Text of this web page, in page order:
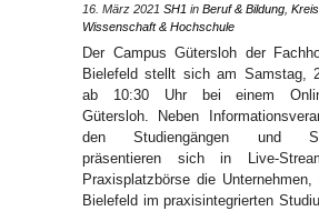
16. März 2021 SH1 in Beruf & Bildung
Wissenschaft & Hochschule
Der Campus Gütersloh der
Bielefeld stellt sich am Samstag,
ab 10:30 Uhr bei einem
Gütersloh. Neben
den Studiengängen und
präsentieren sich in Live-
Praxisplatzbörse die
Bielefeld im praxisintegrierten